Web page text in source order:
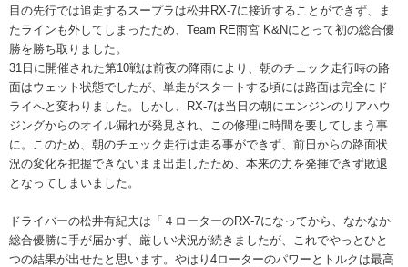
目の先行では追走するスープラは松井RX-7に接近することができず、ま
たラインも外してしまったため、Team RE雨宮 K&Nにとって初の総合優
勝を勝ち取りました。
31日に開催された第10戦は前夜の降雨により、朝のチェック走行時の路
面はウェット状態でしたが、単走がスタートする頃には路面は完全にド
ライへと変わりました。しかし、RX-7は当日の朝にエンジンのリアハウ
ジングからのオイル漏れが発見され、この修理に時間を要してしまう事
に。このため、朝のチェック走行は走る事ができず、前日からの路面状
況の変化を把握できないまま出走したため、本来の力を発揮できず敗退
となってしまいました。
ドライバーの松井有紀夫は「４ローターのRX-7になってから、なかなか
総合優勝に手が届かず、厳しい状況が続きましたが、これでやっとひと
つの結果が出せたと思います。やはり4ローターのパワーとトルクは最高